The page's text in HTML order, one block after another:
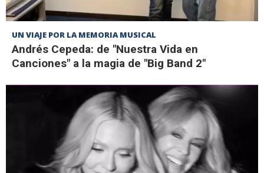
UN VIAJE POR LA MEMORIA MUSICAL
Andrés Cepeda: de "Nuestra Vida en
Canciones" a la magia de "Big Band 2"